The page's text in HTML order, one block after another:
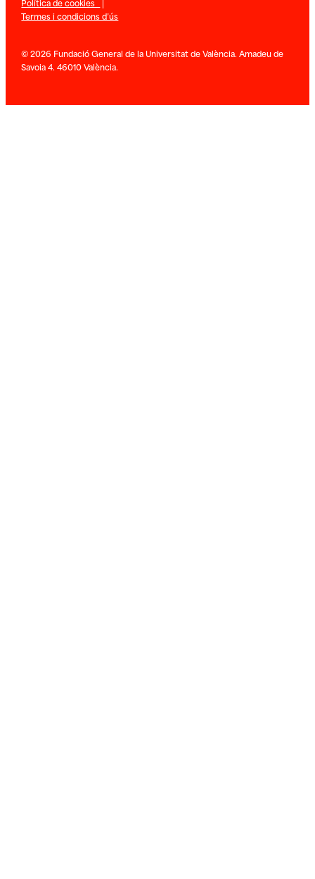
Política de cookies |
Termes i condicions d’ús
© 2026 Fundació General de la Universitat de València. Amadeu de
Savoia 4. 46010 València.